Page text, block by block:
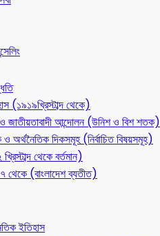
(১৯১৯খ্রিস্টাব্দ থেকে)
ও জাতীয়তাবাদী আন্দোলন (উনিশ ও বিশ শতক)
ও অর্থনৈতিক দিকসমূহ (নির্বাচিত বিষয়সমূহ)
থেকে বর্তমান)
থেকে (বাংলাদেশ ব্যতীত)
ইতিহাস